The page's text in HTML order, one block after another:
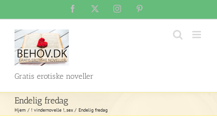
content
Facebook Instagram
Gratis erotiske noveller
Endelig fredag
Hjem ! vindernovelle ! sex Endelig fredag